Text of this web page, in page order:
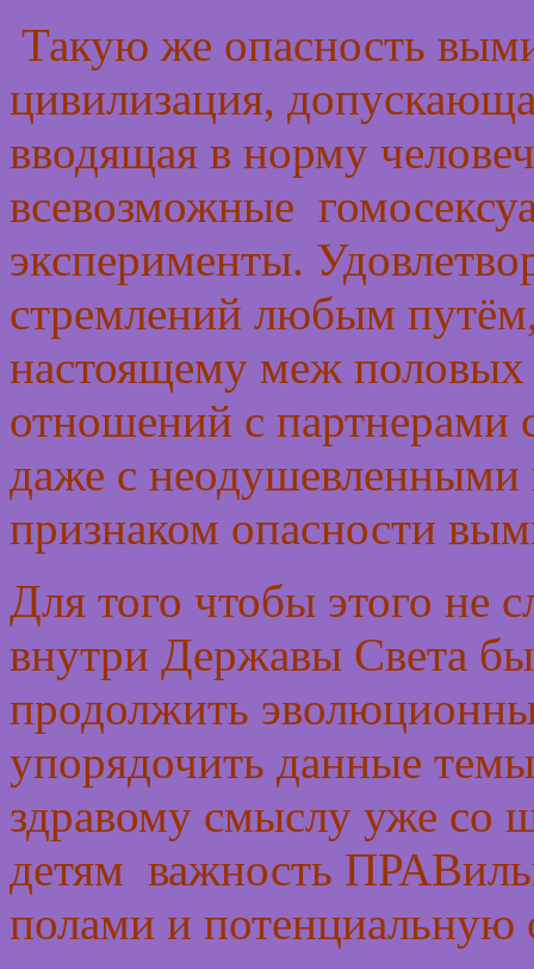
Такую же опасность
цивилизация,
вводящая в норму
всевозможные
эксперименты.
стремлений любым
настоящему меж
отношений с партнерами
даже с
признаком опасности
Для того чтобы этого не
внутри Державы Света
продолжить
упорядочить данные
здравому смыслу уже со
детям важность
полами и потенциальную